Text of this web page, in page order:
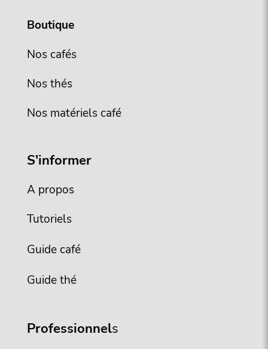
Boutique
Nos cafés
Nos thés
Nos matériels café
S'informer
A propos
Tutoriels
Guide café
Guide thé
Professionnels